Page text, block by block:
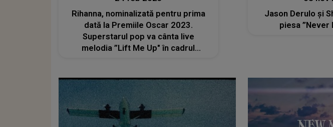
Rihanna, nominalizată pentru prima
dată la Premiile Oscar 2023.
Superstarul pop va cânta live
melodia ”Lift Me Up" în cadrul
Jason Derulo și
piesa ”Never